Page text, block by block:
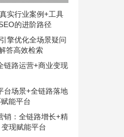
指南
实行业案例+工具
的进阶路径
擎优化全场景疑问
答高效检索
链路运营+商业变现
台场景+全链路落地
能平台
销：全链路增长+精
现赋能平台